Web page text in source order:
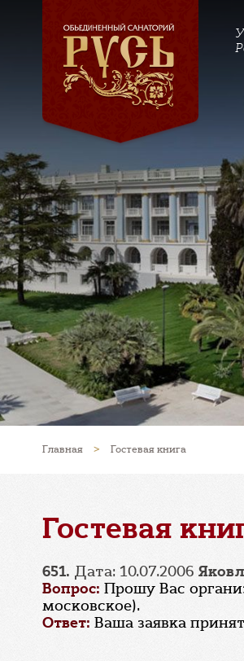
Главная > Гостевая книга
Гостевая
651. Дата: 10.07.2006
Вопрос: Прошу Вас
московское).
Ответ: Ваша заявка